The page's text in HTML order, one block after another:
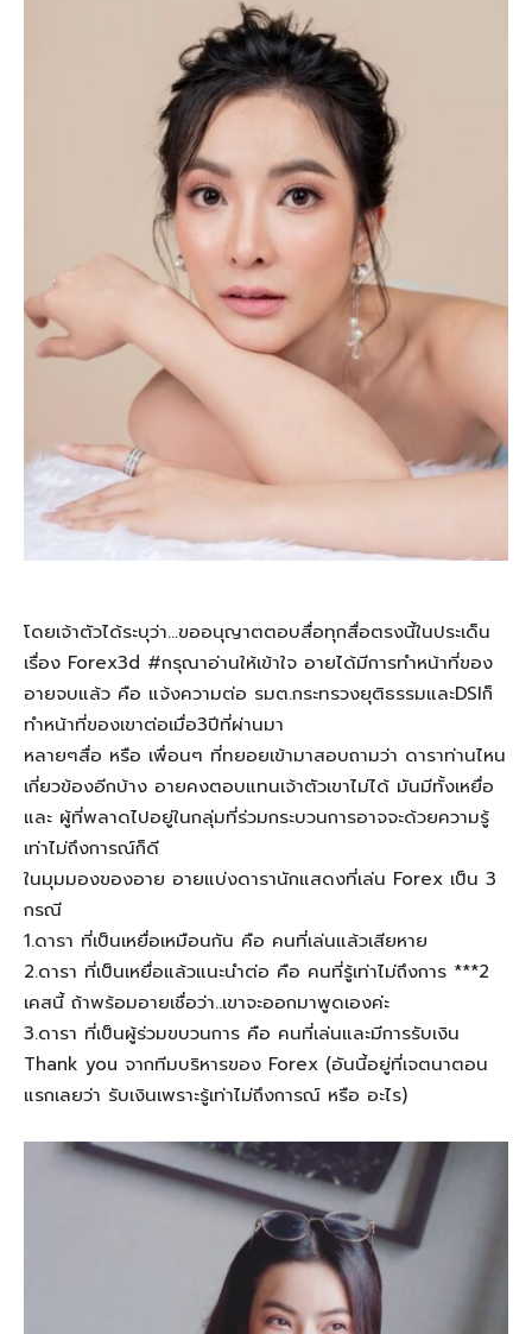
โดยเจ้าตัวได้ระบุว่า…ขออนุญาตตอบสื่อทุกสื่อตรงนี้ในประเด็น
เรื่อง Forex3d #กรุณาอ่านให้เข้าใจ อายได้มีการทำหน้าที่ของ
อายจบแล้ว คือ แจ้งความต่อ รมต.กระทรวงยุติธรรมและDSIก็
ทำหน้าที่ของเขาต่อเมื่อ3ปีที่ผ่านมา
หลายๆสื่อ หรือ เพื่อนๆ ที่ทยอยเข้ามาสอบถามว่า ดาราท่านไหน
เกี่ยวข้องอีกบ้าง อายคงตอบแทนเจ้าตัวเขาไม่ได้ มันมีทั้งเหยื่อ
และ ผู้ที่พลาดไปอยู่ในกลุ่มที่ร่วมกระบวนการอาจจะด้วยความรู้
เท่าไม่ถึงการณ์ก็ดี
ในมุมมองของอาย อายแบ่งดารานักแสดงที่เล่น Forex เป็น 3
กรณี
1.ดารา ที่เป็นเหยื่อเหมือนกัน คือ คนที่เล่นแล้วเสียหาย
2.ดารา ที่เป็นเหยื่อแล้วแนะนำต่อ คือ คนที่รู้เท่าไม่ถึงการ ***2
เคสนี้ ถ้าพร้อมอายเชื่อว่า..เขาจะออกมาพูดเองค่ะ
3.ดารา ที่เป็นผู้ร่วมขบวนการ คือ คนที่เล่นและมีการรับเงิน
Thank you จากทีมบริหารของ Forex (อันนี้อยู่ที่เจตนาตอน
แรกเลยว่า รับเงินเพราะรู้เท่าไม่ถึงการณ์ หรือ อะไร)